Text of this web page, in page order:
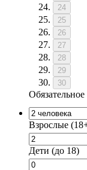
24
25
26
27
28
29
30
Взрослые
Дети (до 18)